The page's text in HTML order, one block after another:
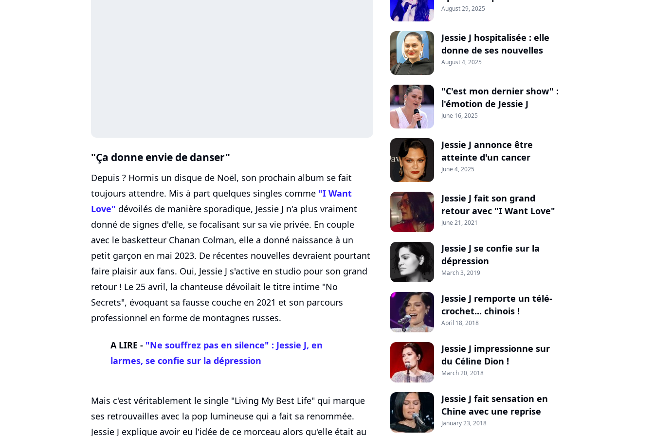
"Ça donne envie de danser"
Depuis ? Hormis un disque de Noël, son prochain album se fait
toujours attendre. Mis à part quelques singles comme "I Want
Love" dévoilés de manière sporadique, Jessie J n'a plus vraiment
donné de signes d'elle, se focalisant sur sa vie privée. En couple
avec le basketteur Chanan Colman, elle a donné naissance à un
petit garçon en mai 2023. De récentes nouvelles devraient pourtant
faire plaisir aux fans. Oui, Jessie J s'active en studio pour son grand
retour ! Le 25 avril, la chanteuse dévoilait le titre intime "No
Secrets", évoquant sa fausse couche en 2021 et son parcours
professionnel en forme de montagnes russes.
A LIRE - "Ne souffrez pas en silence" : Jessie J, en
larmes, se confie sur la dépression
Mais c'est véritablement le single "Living My Best Life" qui marque
ses retrouvailles avec la pop lumineuse qui a fait sa renommée.
Jessie J explique avoir eu l'idée de ce morceau alors qu'elle était au
August 29, 2025
Jessie J hospitalisée : elle
donne de ses nouvelles
August 4, 2025
"C'est mon dernier show" :
l'émotion de Jessie J
June 16, 2025
Jessie J annonce être
atteinte d'un cancer
June 4, 2025
Jessie J fait son grand
retour avec "I Want Love"
June 21, 2021
Jessie J se confie sur la
dépression
March 3, 2019
Jessie J remporte un télé-
crochet... chinois !
April 18, 2018
Jessie J impressionne sur
du Céline Dion !
March 20, 2018
Jessie J fait sensation en
Chine avec une reprise
January 23, 2018